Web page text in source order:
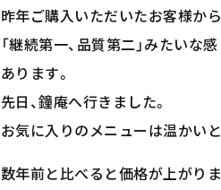
昨年ご購入いただいたお客様か
「継続第一、品質第二」みたい
あります。
先日、鐘庵へ行きました。
お気に入りのメニューは温かい
数年前と比べると価格が上がり